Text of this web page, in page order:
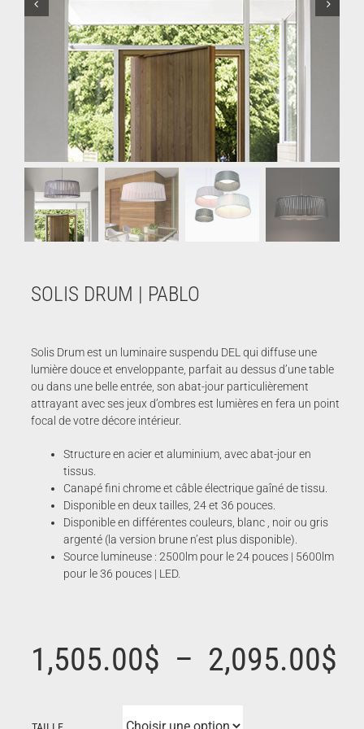
SOLIS DRUM | PABLO
Solis Drum est un luminaire suspendu DEL qui diffuse une
lumière douce et enveloppante, parfait au dessus d’une table
ou dans une belle entrée, son abat-jour particulièrement
attrayant avec ses jeux d’ombres est lumières en fera un point
focal de votre décore intérieur.
Structure en acier et aluminium, avec abat-jour en
tissus.
Canapé fini chrome et câble électrique gaîné de tissu.
Disponible en deux tailles, 24 et 36 pouces.
Disponible en différentes couleurs, blanc , noir ou gris
argenté (la version brune n’est plus disponible).
Source lumineuse : 2500lm pour le 24 pouces | 5600lm
pour le 36 pouces | LED.
1,505.00$ – 2,095.00$